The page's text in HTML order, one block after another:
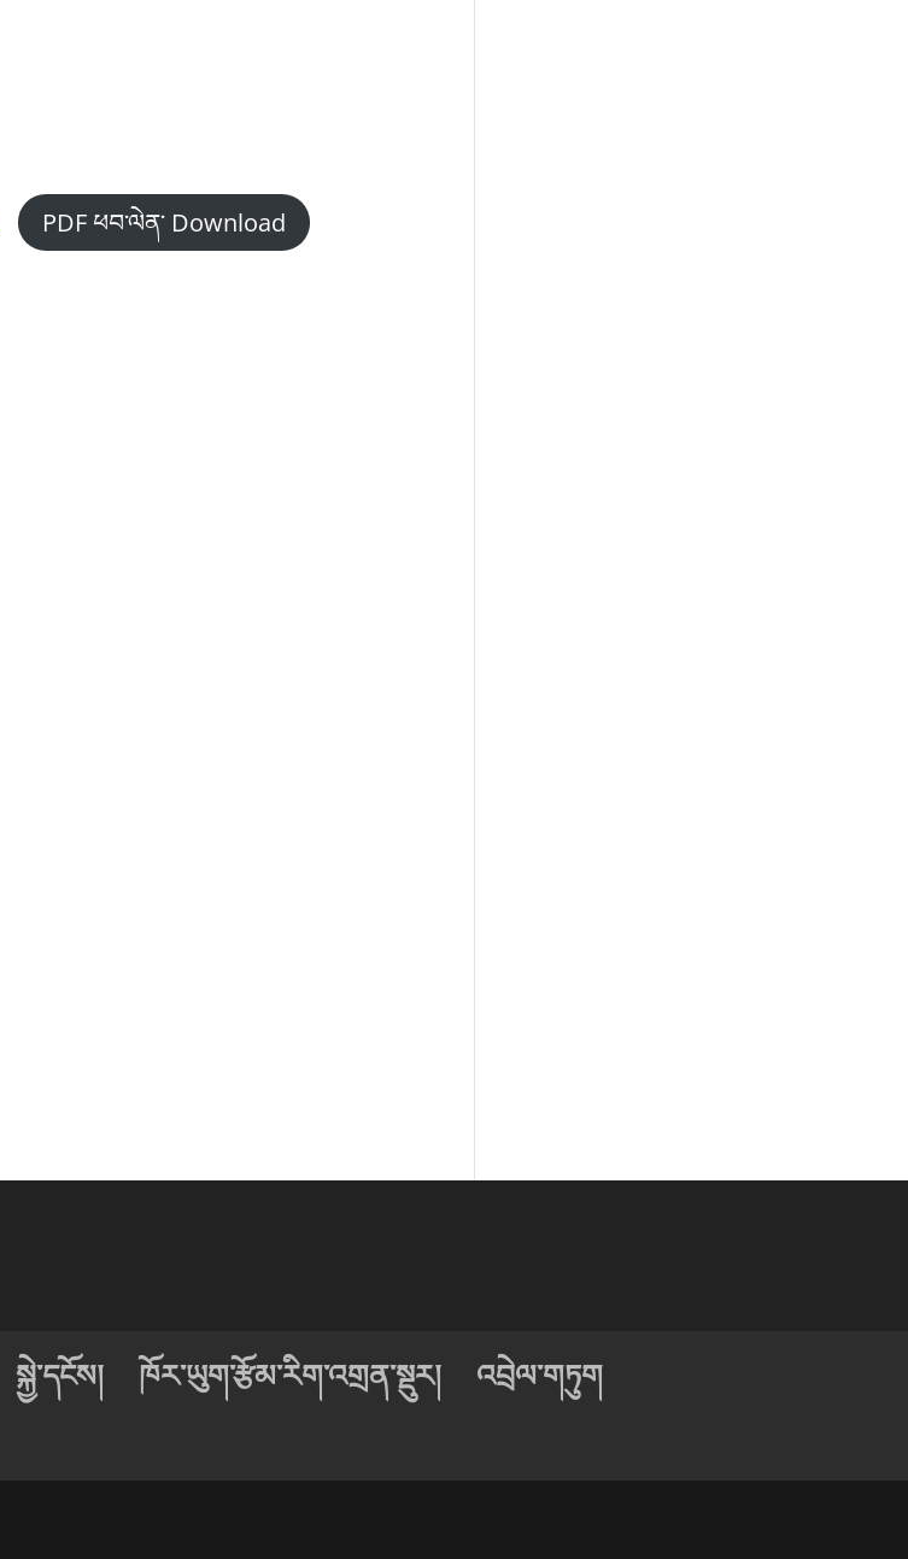
PDF ཕབ་ལེན་ Download
སྐྱེ་དངོས། ཁོར་ཡུག་རྩོམ་རིག་འགྲན་སྡུར།
འབྲེལ་གཏུག